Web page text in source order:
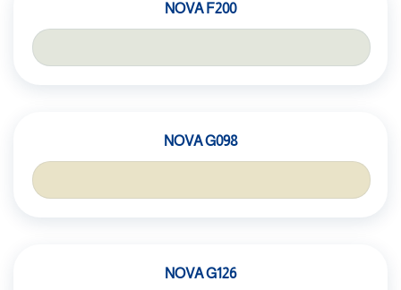
NOVA F200
NOVA G098
NOVA G126